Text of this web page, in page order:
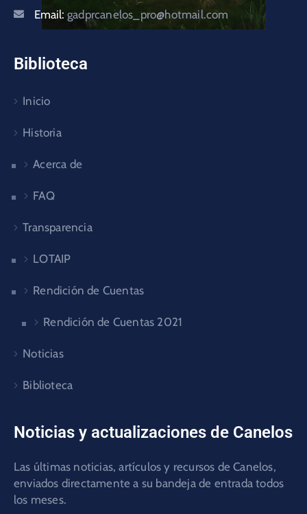
Email: gadprcanelos_pro@hotmail.com
Biblioteca
Inicio
Historia
Acerca de
FAQ
Transparencia
LOTAIP
Rendición de Cuentas
Rendición de Cuentas 2021
Noticias
Biblioteca
Noticias y actualizaciones de Canelos
Las últimas noticias, artículos y recursos de Canelos,
enviados directamente a su bandeja de entrada todos
los meses.